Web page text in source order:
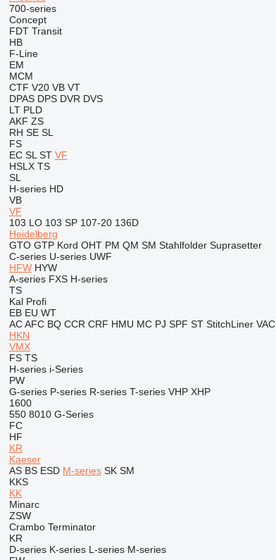
700-series
Concept
FDT Transit
HB
F-Line
EM
MCM
CTF V20 VB VT
DPAS DPS DVR DVS
LT PLD
AKF ZS
RH SE SL
FS
EC SL ST VF
HSLX TS
SL
H-series HD
VB
VF
103 LO 103 SP 107-20 136D
Heidelberg
GTO GTP Kord OHT PM QM SM Stahlfolder Suprasetter
C-series U-series UWF
HFW HYW
A-series FXS H-series
TS
Kal Profi
EB EU WT
AC AFC BQ CCR CRF HMU MC PJ SPF ST StitchLiner VAC
HKN
VMX
FS TS
H-series i-Series
PW
G-series P-series R-series T-series VHP XHP
1600
550 8010 G-Series
FC
HF
KR
Kaeser
AS BS ESD M-series SK SM
KKS
KK
Minarc
ZSW
Crambo Terminator
KR
D-series K-series L-series M-series